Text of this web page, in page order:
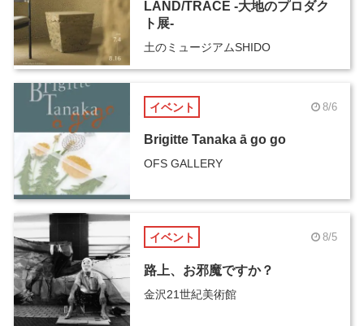
LAND/TRACE -大地のプロダク
ト展-
土のミュージアムSHIDO
イベント 8/6
Brigitte Tanaka ā go go
OFS GALLERY
イベント 8/5
路上、お邪魔ですか？
金沢21世紀美術館